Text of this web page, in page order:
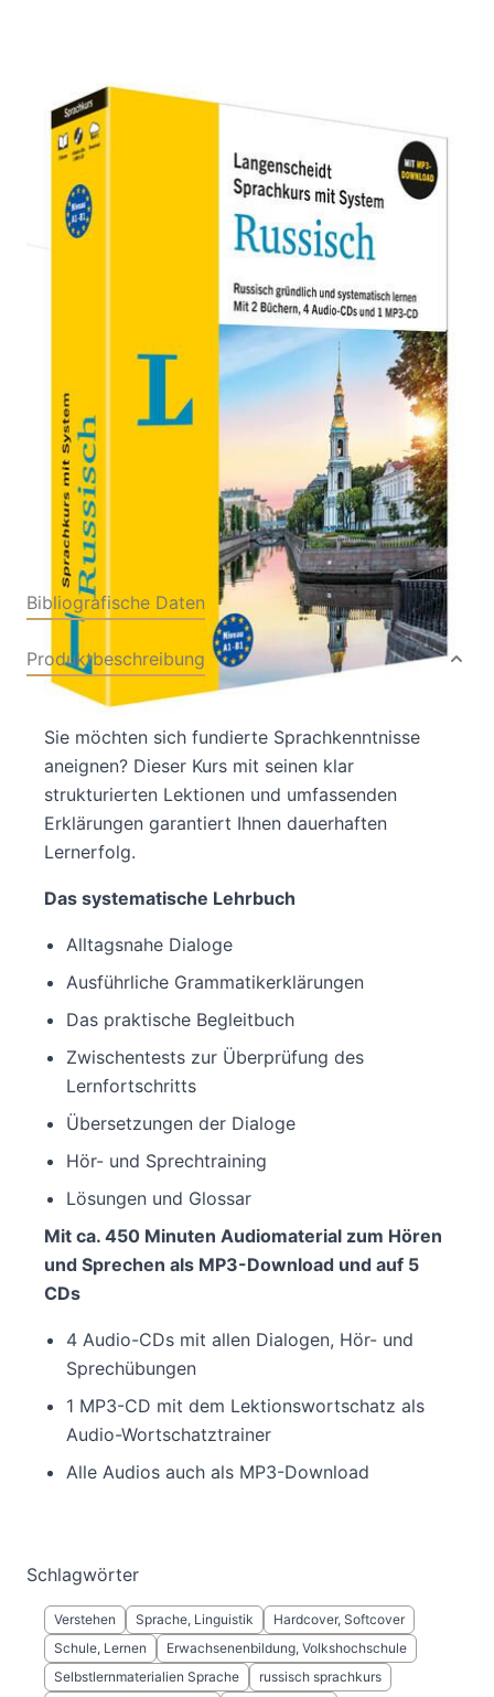
Langenscheidt Russisch mit
System
Zur Wunschliste hinzufügen
Russisch gründlich und systematisch lernen. Mit 2
Büchern, 4 CDs und MP3-Download
bei PONS Langenscheidt
GmbH
06.06.2025
Buch 256 Seiten
Softcover
ISBN: 978-3-12563569-
2
Bibliografische Daten
Produktbeschreibung
Russisch lernen – gründlich und systematisch
Sie möchten sich fundierte Sprachkenntnisse
aneignen? Dieser Kurs mit seinen klar
strukturierten Lektionen und umfassenden
Erklärungen garantiert Ihnen dauerhaften
Lernerfolg.
Das systematische Lehrbuch
Alltagsnahe Dialoge
Ausführliche Grammatikerklärungen
Das praktische Begleitbuch
Zwischentests zur Überprüfung des
Lernfortschritts
Übersetzungen der Dialoge
Hör- und Sprechtraining
Lösungen und Glossar
Mit ca. 450 Minuten Audiomaterial zum Hören
und Sprechen als MP3-Download und auf 5
CDs
4 Audio-CDs mit allen Dialogen, Hör- und
Sprechübungen
1 MP3-CD mit dem Lektionswortschatz als
Audio-Wortschatztrainer
Alle Audios auch als MP3-Download
Schlagwörter
Verstehen Sprache, Linguistik
Hardcover, Softcover
Schule, Lernen
Erwachsenenbildung, Volkshochschule
Selbstlernmaterialien Sprache
russisch sprachkurs